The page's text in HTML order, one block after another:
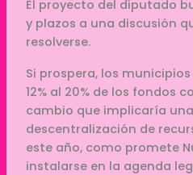
El proyecto del diputado
y plazos a una discusión
resolverse.
Si prospera, los
12% al 20% de los fondos
cambio que implicaría
descentralización de
este año, como promete
instalarse en la agenda